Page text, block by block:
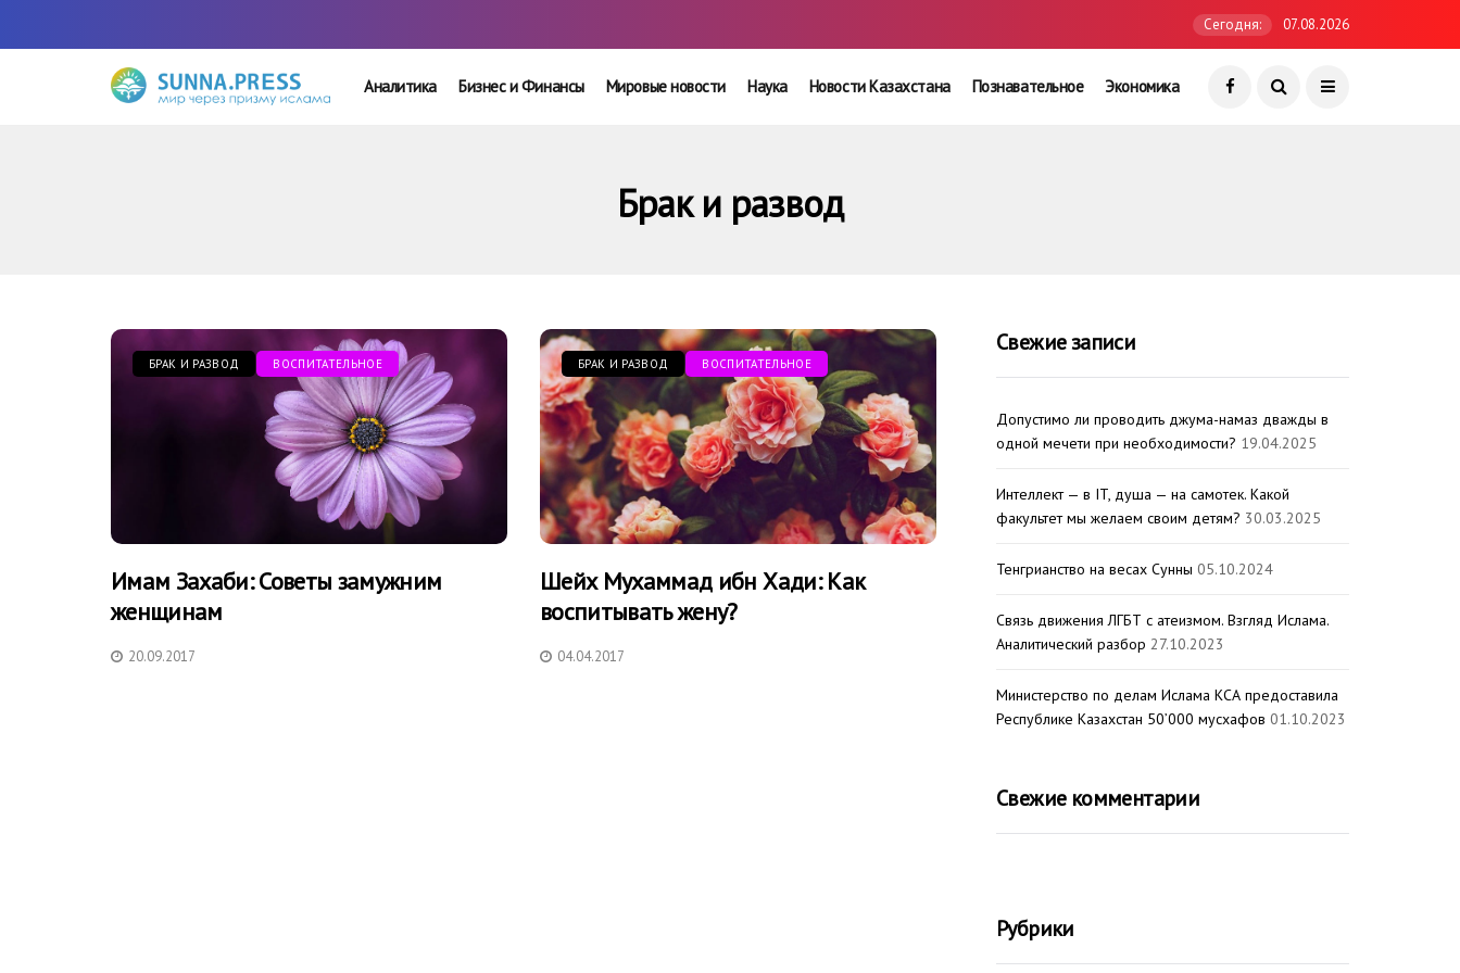
Сегодня: 07.08.2026
Аналитика Бизнес и Финансы Мировые новости Наука Новости Казахстана Познавательное Экономика
Брак и развод
БРАК И РАЗВОД ВОСПИТАТЕЛЬНОЕ
Имам Захаби: Советы замужним
женщинам
20.09.2017
БРАК И РАЗВОД ВОСПИТАТЕЛЬНОЕ
Шейх Мухаммад ибн Хади: Как
воспитывать жену?
04.04.2017
Свежие записи
Допустимо ли проводить джума-намаз дважды в
одной мечети при необходимости? 19.04.2025
Интеллект — в IT, душа — на самотек. Какой
факультет мы желаем своим детям? 30.03.2025
Тенгрианство на весах Сунны 05.10.2024
Связь движения ЛГБТ с атеизмом. Взгляд Ислама.
Аналитический разбор 27.10.2023
Министерство по делам Ислама КСА предоставила
Республике Казахстан 50’000 мусхафов 01.10.2023
Свежие комментарии
Рубрики